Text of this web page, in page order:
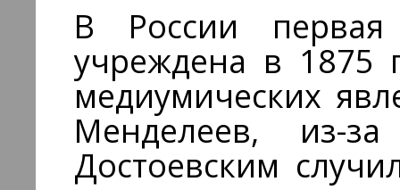
В России
учреждена в 1875
медиумических
Менделеев,
Достоевским